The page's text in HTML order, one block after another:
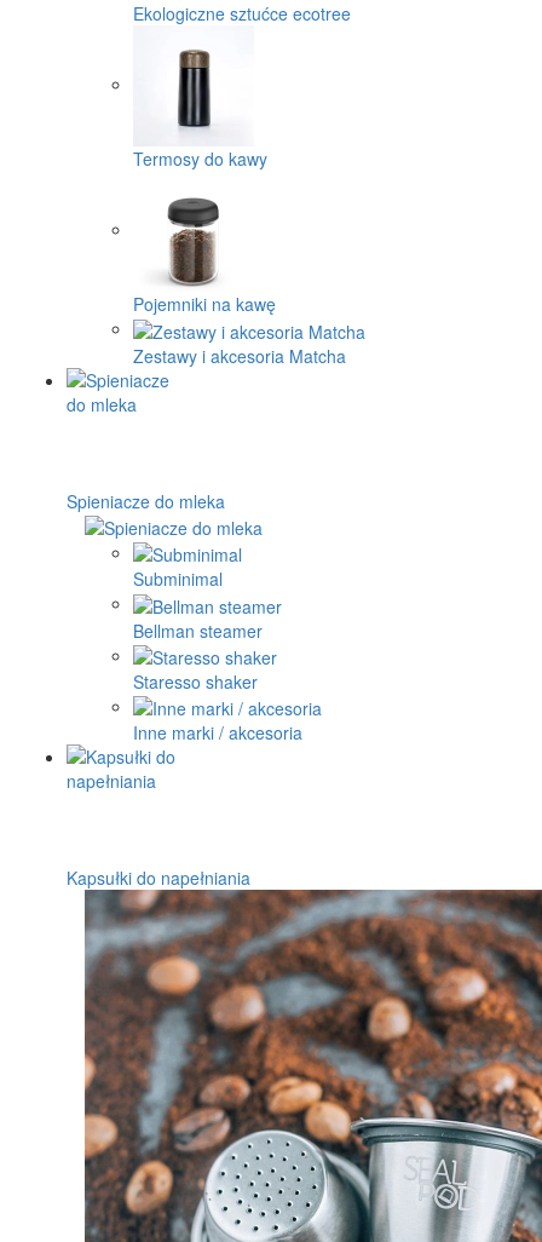
Ekologiczne sztućce ecotree
Termosy do kawy
Pojemniki na kawę
Zestawy i akcesoria Matcha
Spieniacze do mleka
Subminimal
Bellman steamer
Staresso shaker
Inne marki / akcesoria
Kapsułki do napełniania